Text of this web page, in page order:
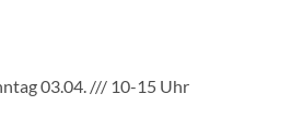
03.04. /// 10-15 Uhr